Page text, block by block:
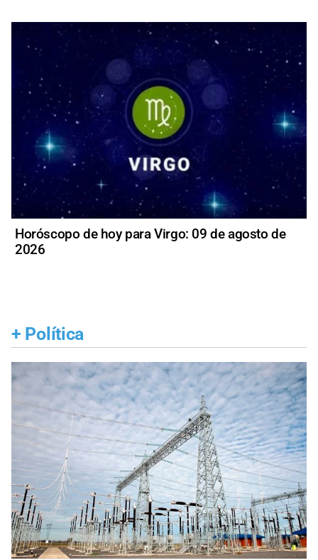
Horóscopo de hoy para Virgo: 09 de agosto de
2026
+ Política